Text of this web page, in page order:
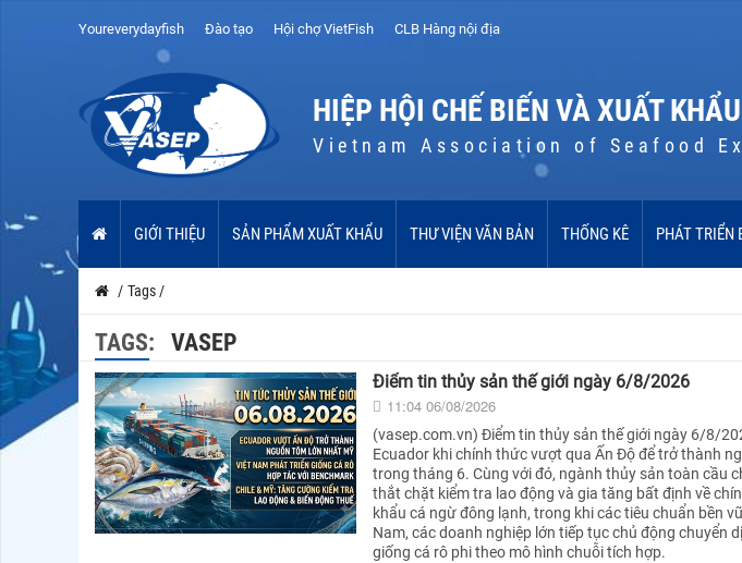
Youreverydayfish Đào tạo Hội chợ VietFish CLB Hàng nội địa
HIỆP HỘI CHẾ BIẾN VÀ XUẤT
Vietnam Association of Seafood
GIỚI THIỆU SẢN PHẨM XUẤT KHẨU THƯ VIỆN VĂN BẢN THỐNG KÊ PHÁT TRIỂN
/ Tags /
TAGS: VASEP
Điểm tin thủy sản thế giới ngày 6/8/2026
11:04 06/08/2026
(vasep.com.vn) Điểm tin thủy sản thế giới ngày 6/8/
Ecuador khi chính thức vượt qua Ấn Độ để trở thành
trong tháng 6. Cùng với đó, ngành thủy sản toàn cầu
thắt chặt kiểm tra lao động và gia tăng bất định về
khẩu cá ngừ đông lạnh, trong khi các tiêu chuẩn bền
Nam, các doanh nghiệp lớn tiếp tục chủ động chuyển
giống cá rô phi theo mô hình chuỗi tích hợp.